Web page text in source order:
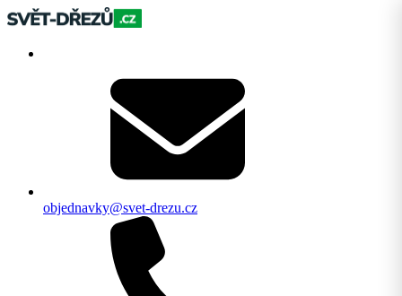
objednavky@svet-drezu.cz